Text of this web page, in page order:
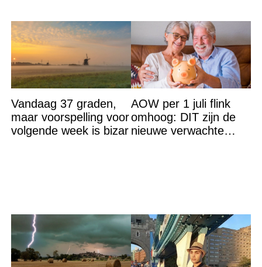
Vandaag 37 graden,
maar voorspelling voor
volgende week is bizar
AOW per 1 juli flink
omhoog: DIT zijn de
nieuwe verwachte